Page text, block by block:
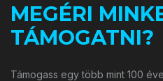
MEGÉRI
TÁMOGATNI?
Támogass egy több mint 100